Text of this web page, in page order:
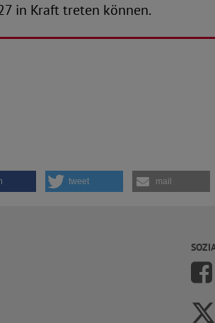
in Kraft treten können.
tweet mail